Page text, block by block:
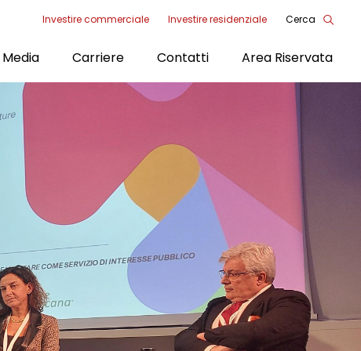
Menu
Tools
Investire commerciale Investire residenziale Cerca
Media Carriere Contatti Area Riservata